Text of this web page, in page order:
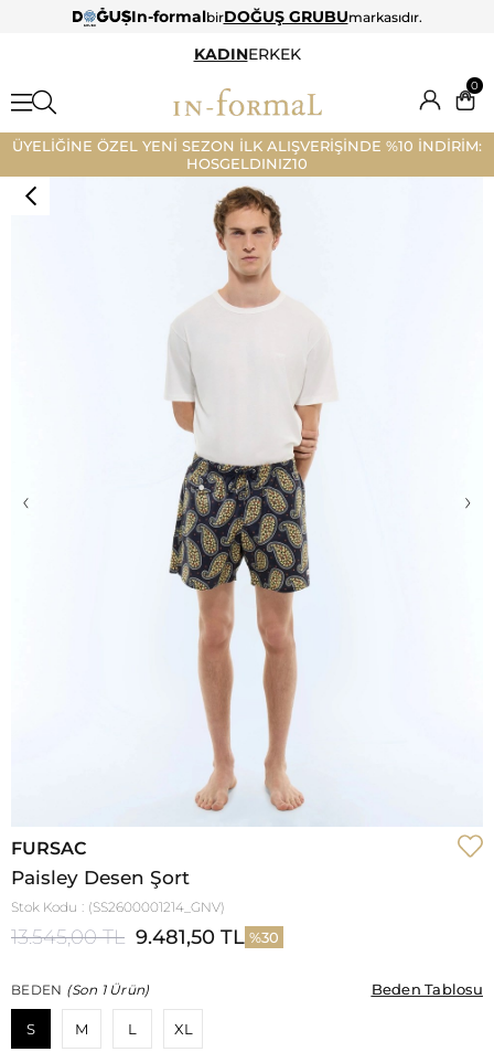
In-formalbirDOĞUŞ GRUBUmarkasıdır.
KADINERKEK
0
ÜYELİĞİNE ÖZEL YENİ SEZON İLK ALIŞVERİŞİNDE %10 İNDİRİM:
HOSGELDINIZ10
‹ ›
FURSAC
Paisley Desen Şort
Stok Kodu (SS2600001214_GNV)
13.545,00 TL 9.481,50 TL 30
BEDEN (Son 1 Ürün) Beden Tablosu
Beden Tablosu
S M L XL